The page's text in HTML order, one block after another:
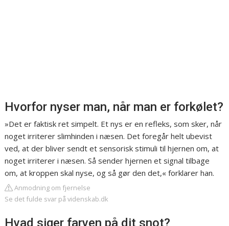
Hvorfor nyser man, når man er forkølet?
»Det er faktisk ret simpelt. Et nys er en refleks, som sker, når
noget irriterer slimhinden i næsen. Det foregår helt ubevist
ved, at der bliver sendt et sensorisk stimuli til hjernen om, at
noget irriterer i næsen. Så sender hjernen et signal tilbage
om, at kroppen skal nyse, og så gør den det,« forklarer han.
Anmodning om fjernelse
Se det fulde svar på videnskab.dk
Hvad siger farven på dit snot?